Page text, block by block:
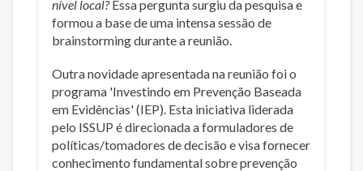
nível local?Essa pergunta surgiu da pesquisa e
formou a base de uma intensa sessão de
brainstorming durante a reunião.
Outra novidade apresentada na reunião foi o
programa 'Investindo em Prevenção Baseada
em Evidências' (IEP). Esta iniciativa liderada
pelo ISSUP é direcionada a formuladores de
políticas/tomadores de decisão e visa fornecer
conhecimento fundamental sobre prevenção